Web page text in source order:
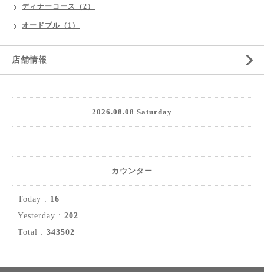
ディナーコース（2）
オードブル（1）
店舗情報
2026.08.08 Saturday
カウンター
Today : 16
Yesterday : 202
Total : 343502